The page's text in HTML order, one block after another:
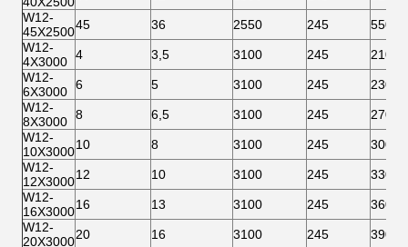
W12-
45X250045 36 2550 245
550
W12-
4X3000 4 3,5 3100 245
210
W12-
6X3000 6 5 3100 245
230
W12-
8X3000 8 6,5 3100 245
270
W12-
10X300010 8 3100 245
300
W12-
12X300012 10 3100 245
330
W12-
16X300016 13 3100 245
360
W12-
20X300020 16 3100 245
390